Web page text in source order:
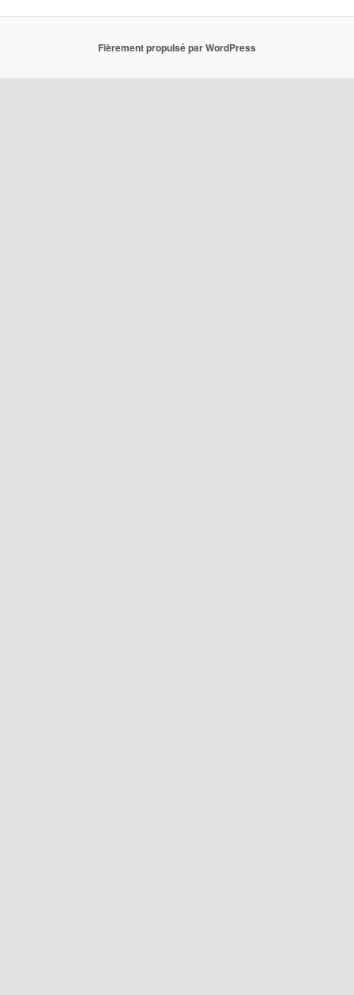
Fièrement propulsé par WordPress